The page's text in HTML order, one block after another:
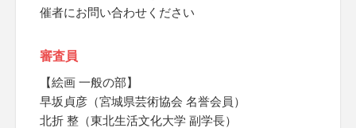
催者にお問い合わせください
審査員
【絵画 一般の部】
早坂貞彦（宮城県芸術協会 名誉会員）
北折 整（東北生活文化大学 副学長）